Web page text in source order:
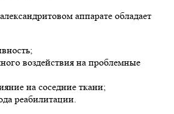
аппарате обладает
воздействия на проблемные
на соседние ткани;
реабилитации.